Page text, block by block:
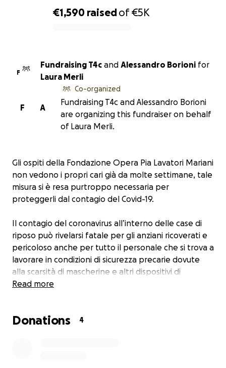
€1,590 raisedof€5K
F
Fundraising T4c and Alessandro Borioni for
Laura Merli
A
F
Co-organized
Fundraising T4c and Alessandro Borioni
are organizing this fundraiser on behalf
of Laura Merli.
Gli ospiti della Fondazione Opera Pia Lavatori Mariani
non vedono i propri cari già da molte settimane, tale
misura si è resa purtroppo necessaria per
proteggerli dal contagio del Covid-19.
Il contagio del coronavirus all’interno delle case di
riposo può rivelarsi fatale per gli anziani ricoverati e
pericoloso anche per tutto il personale che si trova a
lavorare in condizioni di sicurezza precarie dovute
alla scarsità di mascherine e altri dispositivi di
protezione individuale. Per salvaguardare la salute
grandi spese ma vorremmo continuare a fare il
Read more
Donations 4